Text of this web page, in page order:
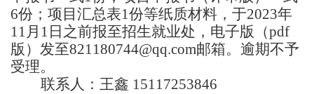
6份 ； 项目汇总表1份等纸质材料，于2023年
11月 1 日之前报至招生就业处，电子版（pdf
版）发至821180744@qq.com邮箱。逾期不予
受理。
联系人：王鑫 15117253846